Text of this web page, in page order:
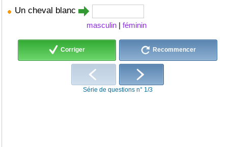
Un cheval blanc
masculin | féminin
Corriger Recommencer
Série de questions n° 1/3